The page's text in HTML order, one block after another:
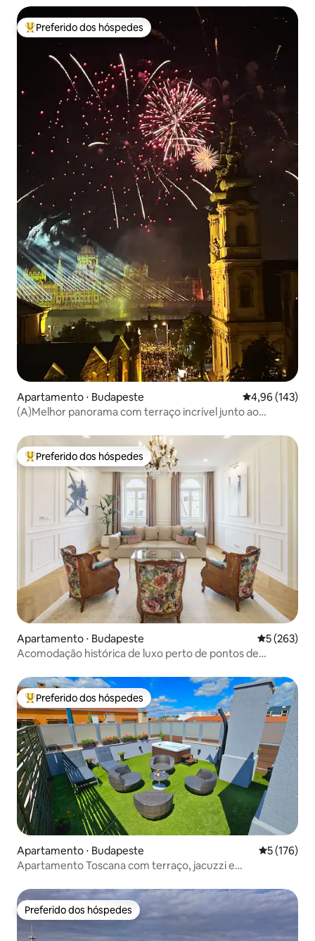
Entre os melhores preferidos dos hóspedes
Preferido dos hóspedes
Apartamento ⋅ Budapeste 4,96 de uma
4,96 (143)
(A)Melhor panorama com terraço incrível junto ao
Entre os melhores preferidos dos hóspedes
Preferido dos hóspedes
Apartamento ⋅ Budapeste 5 de uma
5 (263)
Acomodação histórica de luxo perto de pontos de
Entre os melhores preferidos dos hóspedes
Preferido dos hóspedes
Apartamento ⋅ Budapeste 5 de uma
5 (176)
Apartamento Toscana com terraço, jacuzzi e
Preferido dos hóspedes
Preferido dos hóspedes